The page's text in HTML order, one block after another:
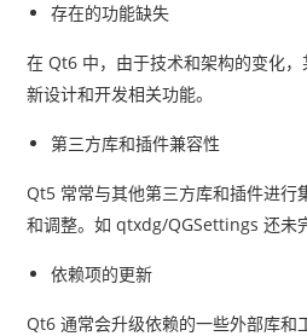
存在的功能缺失
在 Qt6 中，由于技术和架构的变化
新设计和开发相关功能。
第三方库和插件兼容性
Qt5 常常与其他第三方库和插件进
和调整。如 qtxdg/QGSettings 还未
依赖项的更新
Qt6 通常会升级依赖的一些外部库和